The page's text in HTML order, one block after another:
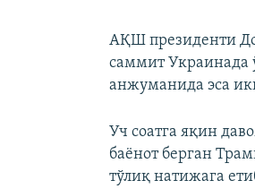
АҚШ президенти
саммит Украинада
анжуманида эса
Уч соатга яқин
баёнот берган
тўлиқ натижага